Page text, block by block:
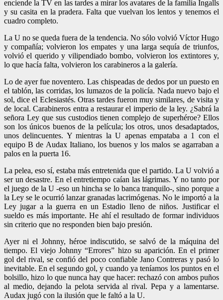
enciende la TV en las tardes a mirar los avatares de la familia Ingalls
y su casita en la pradera. Falta que vuelvan los lentos y tenemos el
cuadro completo.
La U no se queda fuera de la tendencia. No sólo volvió Víctor Hugo
y compañía; volvieron los empates y una larga sequía de triunfos,
volvió el querido y vilipendiado bombo, volvieron los extintores y,
lo que hacía falta, volvieron los carabineros a la galería.
Lo de ayer fue noventero. Las chispeadas de dedos por un puesto en
el tablón, las corridas, los lumazos de la policía. Nada nuevo bajo el
sol, dice el Eclesiastés. Otras tardes fueron muy similares, de visita y
de local. Carabineros entra a restaurar el imperio de la ley. ¿Sabrá la
señora Ley que sus custodios tienen complejo de superhéroe? Ellos
son los únicos buenos de la película; los otros, unos desadaptados,
unos delincuentes. Y mientras la U apenas empataba a 1 con el
equipo B de Audax Italiano, los buenos y los malos se agarraban a
palos en la puerta 16.
La pelea, eso sí, estaba más entretenida que el partido. La U volvió a
ser un desastre. En el entretiempo caían las lágrimas. Y no tanto por
el juego de la U -eso un hincha se lo banca tranquilo-, sino porque a
la Ley se le ocurrió lanzar granadas lacrimógenas. No le importó a la
Ley jugar a la guerra en un Estadio lleno de niños. Justificar el
sueldo es más importante. He ahí el resultado de formar individuos
sin criterio que no responden bien bajo presión.
Ayer ni el Johnny, héroe indiscutido, se salvó de la máquina del
tiempo. El viejo Johnny “Errores” hizo su aparición. En el primer
gol del rival, se confió del poco confiable Jano Contreras y pasó lo
inevitable. En el segundo gol, y cuando ya teníamos los puntos en el
bolsillo, hizo lo que nunca hay que hacer: rechazó con ambos puños
al medio, dejando la pelota servida al rival. Pepa y a lamentarse.
Audax jugó con la ilusión que le faltó a la U.